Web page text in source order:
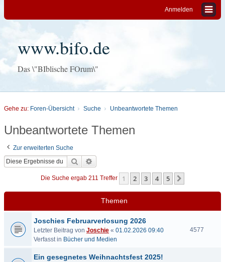
Anmelden
www.bifo.de
Das \"BIblische FOrum\"
Gehe zu: Foren-Übersicht Suche Unbeantwortete Themen
Unbeantwortete Themen
Zur erweiterten Suche
Suche
Die Suche ergab 211 Treffer 1 2 3 4 5
Themen
Joschies Februarverlosung 2026
Letzter Beitrag von Joschie « 01.02.2026 09:40
Verfasst in Bücher und Medien
4577
Ein gesegnetes Weihnachtsfest 2025!